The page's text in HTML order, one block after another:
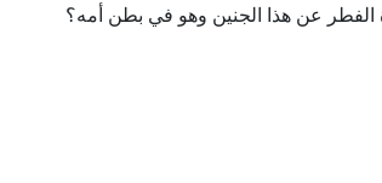
الفطر عن هذا الجنين وهو في بطن أمه؟